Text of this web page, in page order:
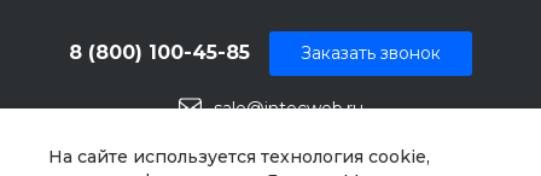
На сайте используется технология cookie,
8 (800) 100-45-85
sale@intecweb.ru
Заказать звонок
г. Москва, ул. Люсиновская, д. 39